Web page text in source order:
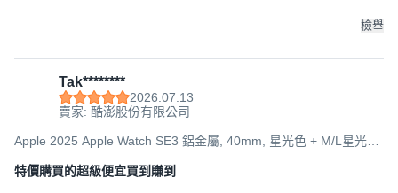
檢舉
Tak********
2026.07.13
賣家: 酷澎股份有限公司
Apple 2025 Apple Watch SE3 鋁金屬, 40mm, 星光色 + M/L星光色
特價購買的超級便宜買到賺到